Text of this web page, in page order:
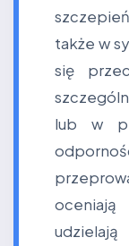
także w
się
lub w
oceniają